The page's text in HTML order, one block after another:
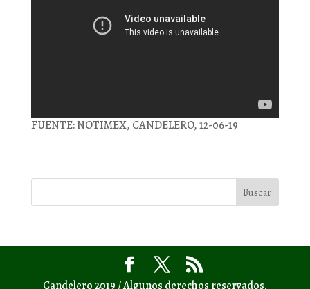
FUENTE: NOTIMEX, CANDELERO, 12-06-19
Candelero 2019 / Algunos derechos reservados.